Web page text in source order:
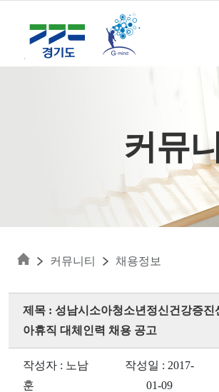
커뮤
커뮤니티 채용정보
제목 : 성남시소아청소년정신건강증진
아휴직 대체인력 채용 공고
작성자 : 노남
훈
작성일 : 2017-
01-09